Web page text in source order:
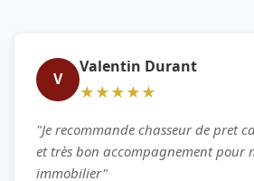
V
Valentin Durant
★★★★★
"Je recommande chasseur de pret
et très bon accompagnement pour
immobilier"